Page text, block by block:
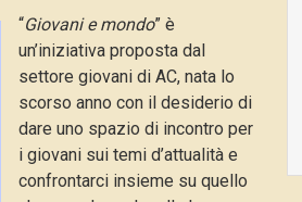
“Giovani e mondo” è
un’iniziativa proposta dal
settore giovani di AC, nata lo
scorso anno con il desiderio di
dare uno spazio di incontro per
i giovani sui temi d’attualità e
confrontarci insieme su quello